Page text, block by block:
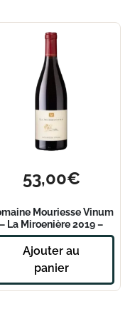
53,00€
Mouriesse Vinum
– La Miroenière 2019 –
Magnum
Ajouter au
panier